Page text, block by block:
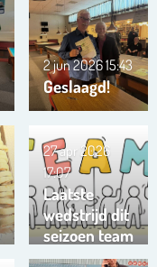
Geslaagd!
2 jun 202615:43
Laatste
wedstrijd dit
seizoen team
Trianta 01
27 apr 2026
17:07